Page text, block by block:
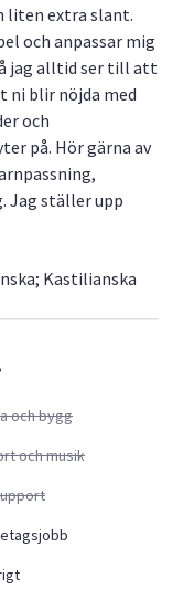
liten extra slant.
och anpassar mig
jag alltid ser till att
blir nöjda med
och
på. Hör gärna av
Jag ställer upp
Kastilianska
och bygg
och musik